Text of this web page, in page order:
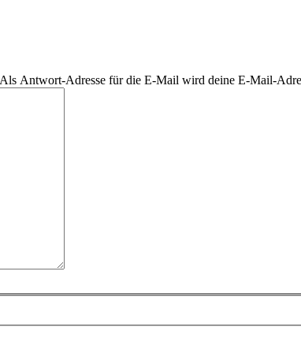
Antwort-Adresse für die E-Mail wird deine E-Mail-